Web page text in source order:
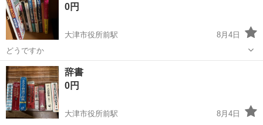
0円
大津市役所前駅
8月4日
どうですか
滋賀 大津市 大津市役所前駅
辞書
0円
大津市役所前駅
8月4日